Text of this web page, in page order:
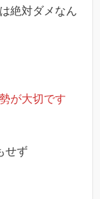
絶対ダメなん
が大切です
せず